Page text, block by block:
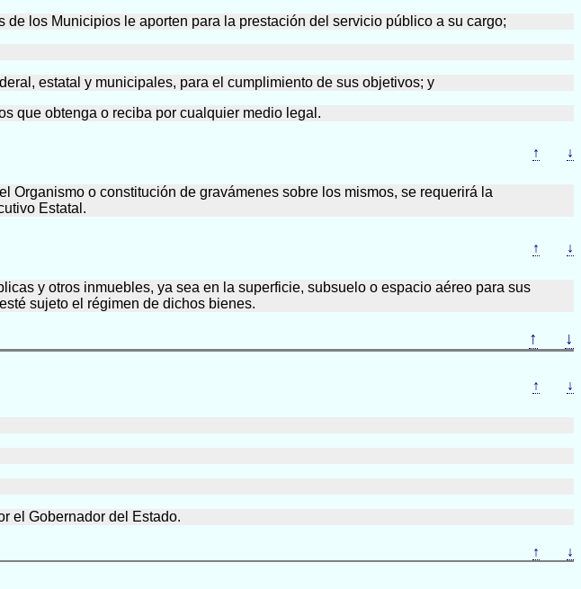
los Municipios le aporten para la prestación del servicio público a su cargo;
estatal y municipales, para el cumplimiento de sus objetivos; y
que obtenga o reciba por cualquier medio legal.
↑ ↓
o constitución de gravámenes sobre los mismos, se requerirá la
Estatal.
↑ ↓
y otros inmuebles, ya sea en la superficie, subsuelo o espacio aéreo para sus
sujeto el régimen de dichos bienes.
↑ ↓
↑ ↓
el Gobernador del Estado.
↑ ↓